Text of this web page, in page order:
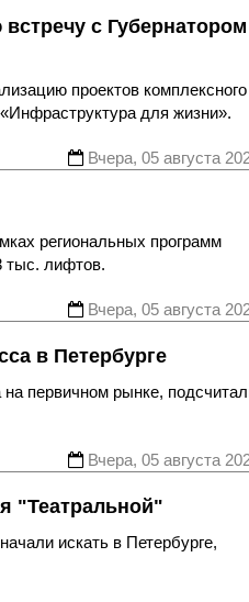
с Губернатором
проектов комплексного
для жизни».
Вчера, 05 августа
региональных программ
тыс. лифтов.
Вчера, 05 августа
в Петербурге
первичном рынке,
Вчера, 05 августа
"Театральной"
искать в Петербурге,